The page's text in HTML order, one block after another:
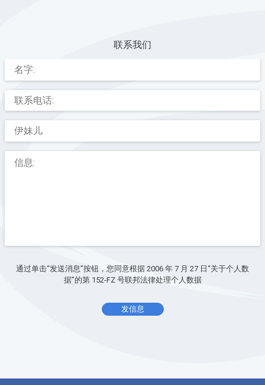
联系我们
通过单击“发送消息”按钮，您同意根据 2006 年 7 月 27 日“关于个人数
据”的第 152-FZ 号联邦法律处理个人数据